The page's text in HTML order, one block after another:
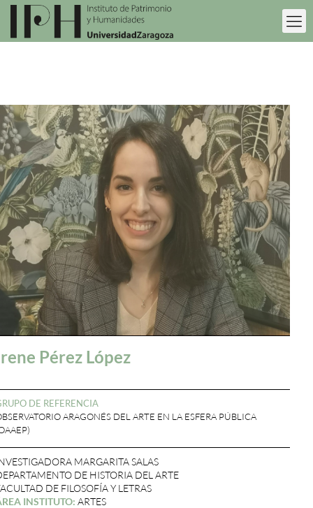
Pérez López
DE REFERENCIA
ARAGONÉS DEL ARTE EN LA ESFERA PÚBLICA
MARGARITA SALAS
DE HISTORIA DEL ARTE
DE FILOSOFÍA Y LETRAS
INSTITUTO: ARTES